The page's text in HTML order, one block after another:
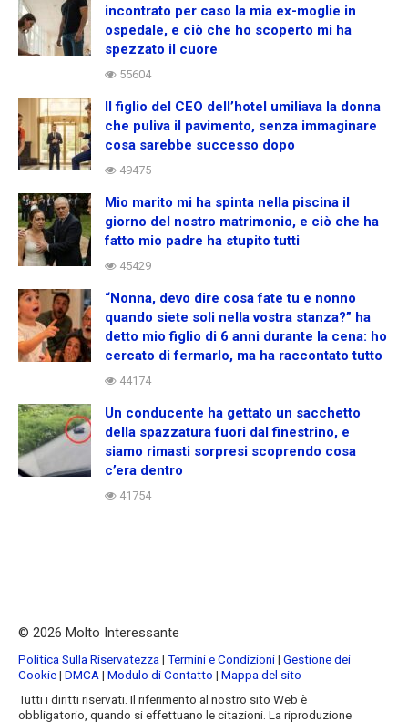
incontrato per caso la mia ex-moglie in
ospedale, e ciò che ho scoperto mi ha
spezzato il cuore
55604
Il figlio del CEO dell’hotel umiliava la donna
che puliva il pavimento, senza immaginare
cosa sarebbe successo dopo
49475
Mio marito mi ha spinta nella piscina il
giorno del nostro matrimonio, e ciò che ha
fatto mio padre ha stupito tutti
45429
“Nonna, devo dire cosa fate tu e nonno
quando siete soli nella vostra stanza?” ha
detto mio figlio di 6 anni durante la cena: ho
cercato di fermarlo, ma ha raccontato tutto
44174
Un conducente ha gettato un sacchetto
della spazzatura fuori dal finestrino, e
siamo rimasti sorpresi scoprendo cosa
c’era dentro
41754
© 2026 Molto Interessante
Politica Sulla Riservatezza| Termini e Condizioni| Gestione dei
Cookie| DMCA| Modulo di Contatto | Mappa del sito
Tutti i diritti riservati. Il riferimento al nostro sito Web è
obbligatorio, quando si effettuano le citazioni. La riproduzione